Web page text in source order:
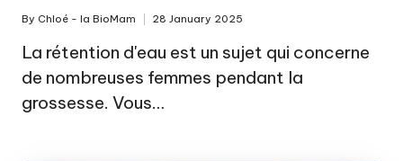
Posted
by
By Chloé - la BioMam 28 January 2025
La rétention d'eau est un sujet qui concerne
de nombreuses femmes pendant la
grossesse. Vous…